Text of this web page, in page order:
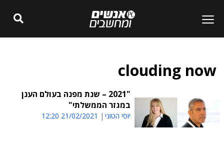
clouding now
"2021 – שנת מפנה בעולם הענן
במגזר הממשלתי"
יוסי הטוני 21/02/2021 12:20